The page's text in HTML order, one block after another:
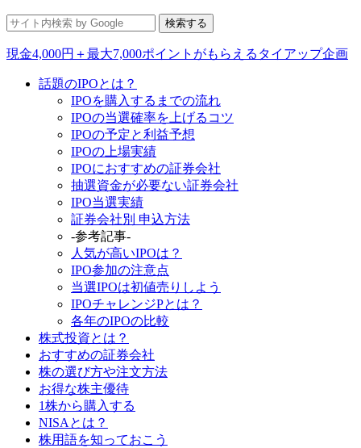
現金4,000円＋最大7,000ポイントがもらえるタイアップ企画
話題のIPOとは？
IPOを購入するまでの流れ
IPOの当選確率を上げるコツ
IPOの予定と利益予想
IPOの上場実績
IPOにおすすめの証券会社
抽選資金が必要ない証券会社
IPO当選実績
証券会社別 申込方法
-参考記事-
人気が高いIPOは？
IPO参加の注意点
当選IPOは初値売りしよう
IPOチャレンジPとは？
各年のIPOの比較
株式投資とは？
おすすめの証券会社
株の選び方や注文方法
お得な株主優待
1株から購入する
NISAとは？
株用語を知っておこう